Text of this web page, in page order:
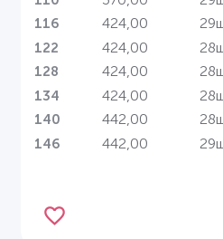
116 424,00
122 424,00
128 424,00
134 424,00
140 442,00
146 442,00